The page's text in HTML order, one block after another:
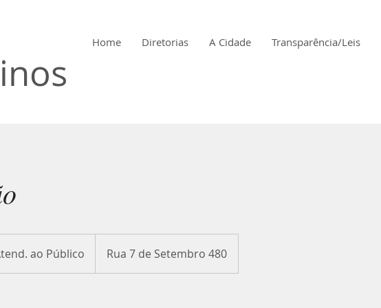
Home Diretorias A Cidade Transparência/Leis
ao Público Rua 7 de Setembro 480